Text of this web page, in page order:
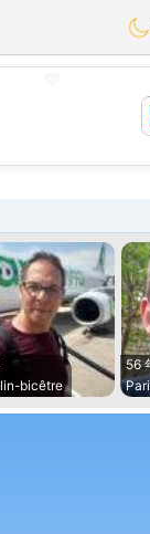
bicêtre
56